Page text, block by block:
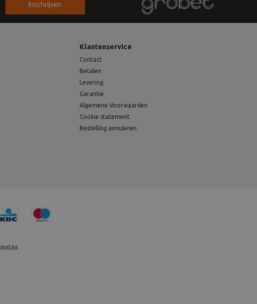
Inschrijven
Klantenservice
Contact
Betalen
Levering
Garantie
Algemene Voorwaarden
Cookie statement
Bestelling annuleren